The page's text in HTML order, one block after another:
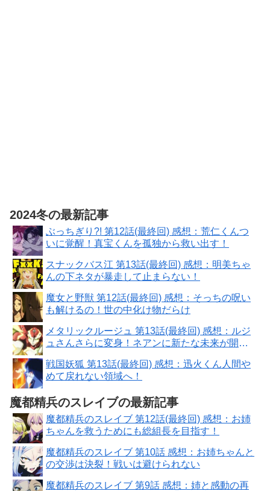
2024冬の最新記事
ぶっちぎり?! 第12話(最終回) 感想：荒仁くんつ
いに覚醒！真宝くんを孤独から救い出す！
スナックバス江 第13話(最終回) 感想：明美ちゃ
んの下ネタが暴走して止まらない！
魔女と野獣 第12話(最終回) 感想：そっちの呪い
も解けるの！世の中化け物だらけ
メタリックルージュ 第13話(最終回) 感想：ルジ
ュさんさらに変身！ネアンに新たな未来が開け
戦国妖狐 第13話(最終回) 感想：迅火くん人間や
めて戻れない領域へ！
魔都精兵のスレイブの最新記事
魔都精兵のスレイブ 第12話(最終回) 感想：お姉
ちゃんを救うためにも総組長を目指す！
魔都精兵のスレイブ 第10話 感想：お姉ちゃんと
の交渉は決裂！戦いは避けられない
魔都精兵のスレイブ 第9話 感想：姉と感動の再